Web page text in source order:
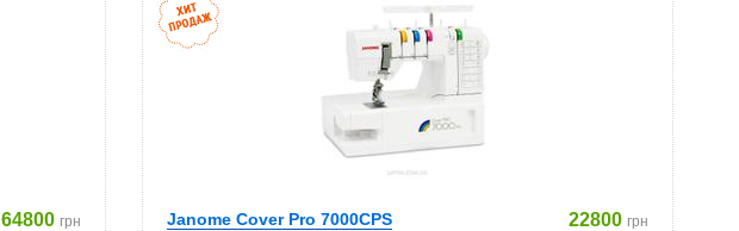
64800 грн
Janome Cover Pro 7000CPS 22800 грн